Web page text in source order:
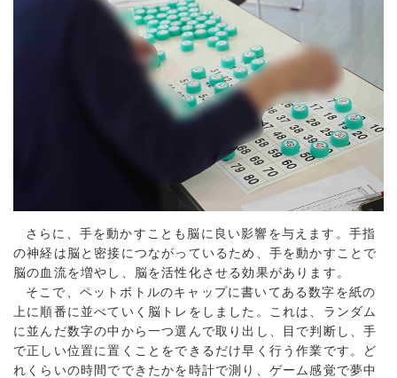
さらに、手を動かすことも脳に良い影響を与えます。手指
の神経は脳と密接につながっているため、手を動かすことで
脳の血流を増やし、脳を活性化させる効果があります。
そこで、ペットボトルのキャップに書いてある数字を紙の
上に順番に並べていく脳トレをしました。これは、ランダム
に並んだ数字の中から一つ選んで取り出し、目で判断し、手
で正しい位置に置くことをできるだけ早く行う作業です。ど
れくらいの時間でできたかを時計で測り、ゲーム感覚で夢中